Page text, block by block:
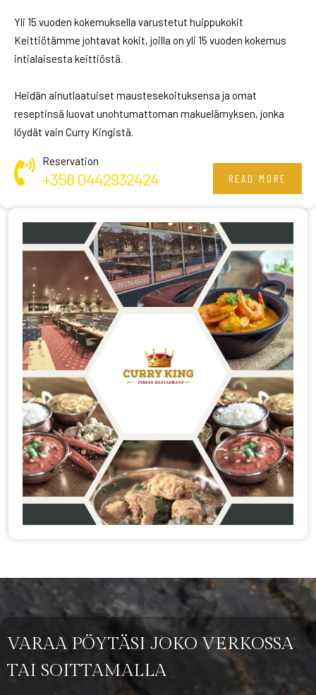
Yli 15 vuoden kokemuksella varustetut huippukokit
Keittiötämme johtavat kokit, joilla on yli 15 vuoden kokemus
intialaisesta keittiöstä.
Heidän ainutlaatuiset maustesekoituksensa ja omat
reseptinsä luovat unohtumattoman makuelämyksen, jonka
löydät vain Curry Kingistä.
Reservation
+358 0442932424 READ MORE
VARAA PÖYTÄSI JOKO VERKOSSA
TAI SOITTAMALLA